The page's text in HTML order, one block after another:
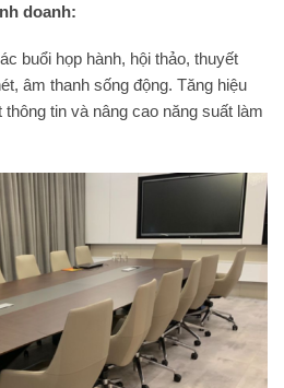
doanh:
buổi họp hành, hội thảo, thuyết
âm thanh sống động. Tăng hiệu
thông tin và nâng cao năng suất làm